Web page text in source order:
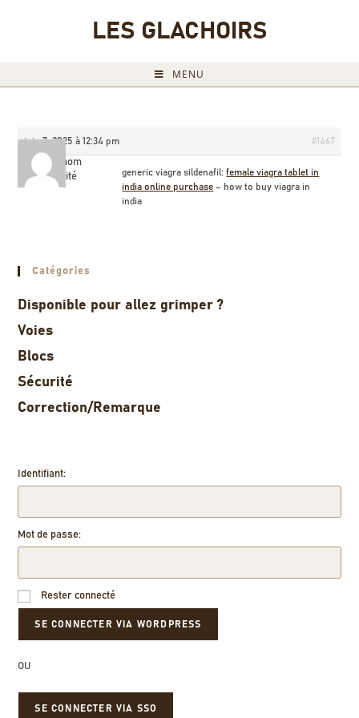
LES GLACHOIRS
MENU
juin 7, 2025 à 12:34 pm #1467
Briannom
Invité
generic viagra sildenafil:female viagra tablet in
india online purchase – how to buy viagra in
india
Catégories
Disponible pour allez grimper ?
Voies
Blocs
Sécurité
Correction/Remarque
Identifiant:
Mot de passe:
Rester connecté
OU
SE CONNECTER VIA SSO